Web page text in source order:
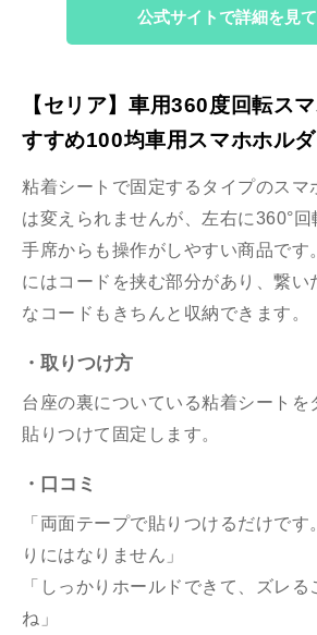
公式サイトで詳細を見
【セリア】車用360度回転ス
すすめ100均車用スマホホル
粘着シートで固定するタイプのスマ
は変えられませんが、左右に360°
手席からも操作がしやすい商品です
にはコードを挟む部分があり、繋い
なコードもきちんと収納できます。
・取りつけ方
台座の裏についている粘着シートを
貼りつけて固定します。
・口コミ
「両面テープで貼りつけるだけで
りにはなりません」
「しっかりホールドできて、ズレる
ね」